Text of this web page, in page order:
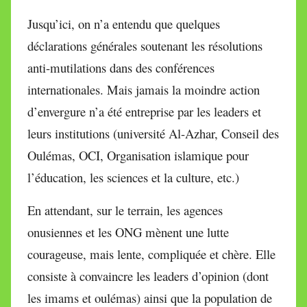
Jusqu’ici, on n’a entendu que quelques
déclarations générales soutenant les résolutions
anti-mutilations dans des conférences
internationales. Mais jamais la moindre action
d’envergure n’a été entreprise par les leaders et
leurs institutions (université Al-Azhar, Conseil des
Oulémas, OCI, Organisation islamique pour
l’éducation, les sciences et la culture, etc.)
En attendant, sur le terrain, les agences
onusiennes et les ONG mènent une lutte
courageuse, mais lente, compliquée et chère. Elle
consiste à convaincre les leaders d’opinion (dont
les imams et oulémas) ainsi que la population de